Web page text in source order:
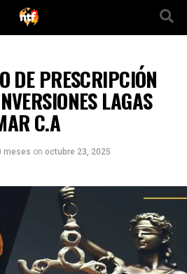
DE PRESCRIPCIÓN
LAGAS
C.A
meses on octubre 23, 2025